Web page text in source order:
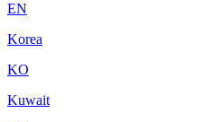
EN
Korea
KO
Kuwait